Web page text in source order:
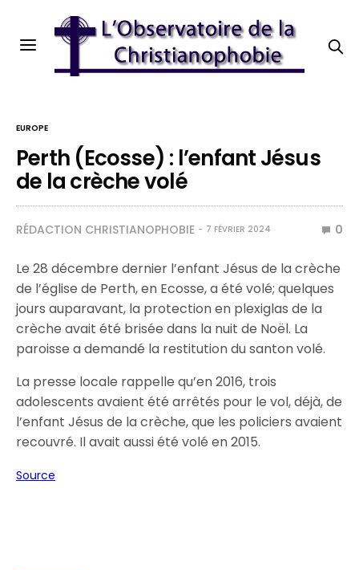
EUROPE
Perth (Ecosse) : l’enfant Jésus
de la crèche volé
RÉDACTION CHRISTIANOPHOBIE 7 FÉVRIER 2024 0
Le 28 décembre dernier l’enfant Jésus de la crèche
de l’église de Perth, en Ecosse, a été volé; quelques
jours auparavant, la protection en plexiglas de la
crèche avait été brisée dans la nuit de Noël. La
paroisse a demandé la restitution du santon volé.
La presse locale rappelle qu’en 2016, trois
adolescents avaient été arrêtés pour le vol, déjà, de
l’enfant Jésus de la crèche, que les policiers avaient
recouvré. Il avait aussi été volé en 2015.
Source